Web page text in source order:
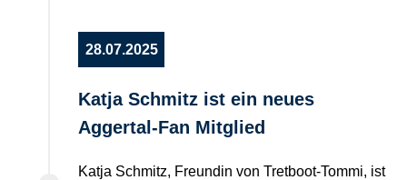
28.07.2025
Katja Schmitz ist ein neues
Aggertal-Fan Mitglied
Katja Schmitz, Freundin von Tretboot-Tommi, ist